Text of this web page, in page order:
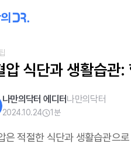
압 식단과 생활습관
나만의닥터 에디터나만의닥터
2024.10.24 1 분
은 적절한 식단과 생활습관으